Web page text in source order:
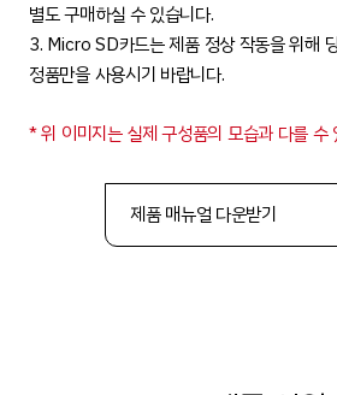
별도 구매하실 수 있습니다.
3. Micro SD카드는 제품 정상 작동을 위해
정품만을 사용시기 바랍니다.
* 위 이미지는 실제 구성품의 모습과 다를 수
제품 매뉴얼 다운받기